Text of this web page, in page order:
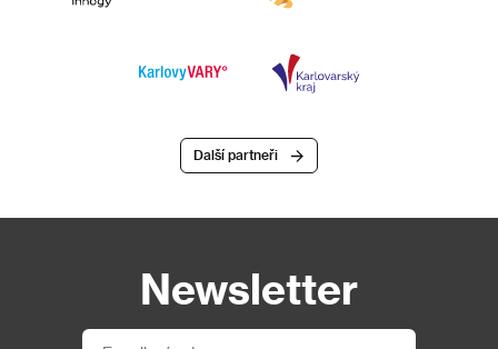
Další partneři
Newsletter